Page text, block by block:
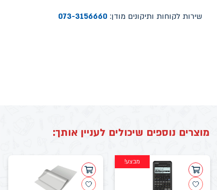
שירות לקוחות ותיקונים מודן: 073-3156660
מוצרים נוספים שיכולים לעניין אותך:
מבצע!